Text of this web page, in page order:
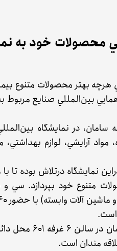
محصولات خود به
بهتر محصولات متنوع
بين‌المللي صنايع مربوط
در نمايشگاه
مواد آرايشي، لوازم
نمايشگاه درتلاش بوده تا با
متنوع خود بپردازد. سي و
است.